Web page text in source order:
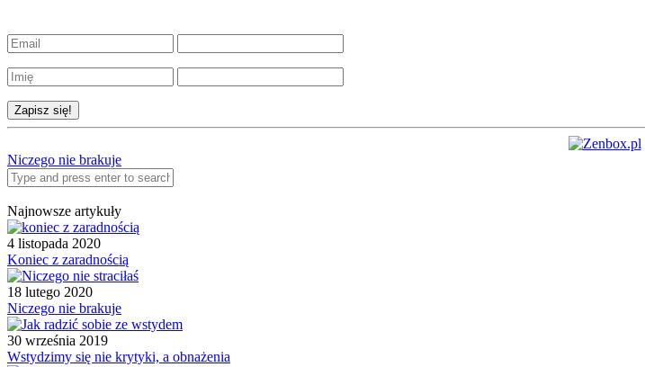
Niczego nie brakuje
Najnowsze artykuły
4 listopada 2020
Koniec z zaradnością
18 lutego 2020
Niczego nie brakuje
30 września 2019
Wstydzimy się nie krytyki, a obnażenia